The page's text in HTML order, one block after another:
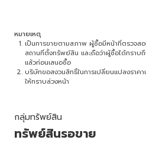
หมายเหตุ
เป็นการขายตามสภาพ ผู้ซื้อมีหน้าที่ตรวจ
สถานที่ตั้งทรัพย์สิน และถือว่าผู้ซื้อได้ทรา
แล้วก่อนเสนอซื้อ
บริษัทขอสงวนสิทธิ์ในการเปลี่ยนแปลงราค
ให้ทราบล่วงหน้า
กลุ่มทรัพย์สิน
ทรัพย์สินรอขาย